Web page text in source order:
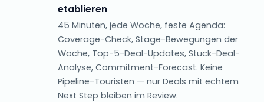
etablieren
45 Minuten, jede Woche, feste Agenda:
Coverage-Check, Stage-Bewegungen der
Woche, Top-5-Deal-Updates, Stuck-Deal-
Analyse, Commitment-Forecast. Keine
Pipeline-Touristen — nur Deals mit echtem
Next Step bleiben im Review.